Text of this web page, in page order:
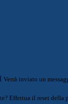
Verrà inviato un
Effettua il reset della